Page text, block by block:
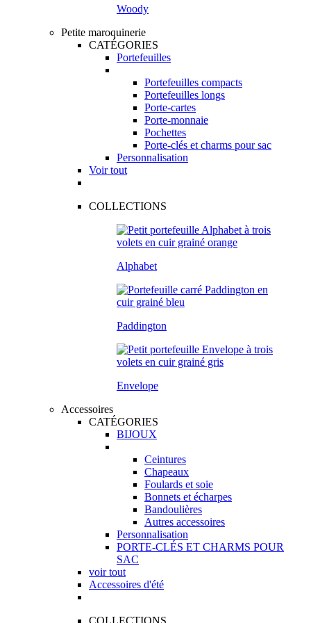
Woody
Petite maroquinerie
CATÉGORIES
Portefeuilles
Portefeuilles compacts
Portefeuilles longs
Porte-cartes
Porte-monnaie
Pochettes
Porte-clés et charms pour sac
Personnalisation
Voir tout
COLLECTIONS
Alphabet
Paddington
Envelope
Accessoires
CATÉGORIES
BIJOUX
Ceintures
Chapeaux
Foulards et soie
Bonnets et écharpes
Bandoulières
Autres accessoires
Personnalisation
PORTE-CLÉS ET CHARMS POUR
SAC
voir tout
Accessoires d'été
COLLECTIONS